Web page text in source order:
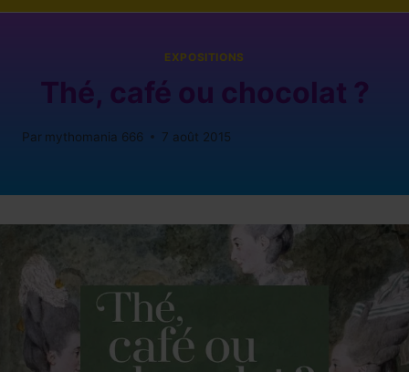
EXPOSITIONS
Thé, café ou chocolat ?
Par mythomania 666 7 août 2015